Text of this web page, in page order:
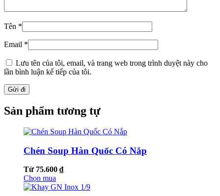
Tên *
Email *
Lưu tên của tôi, email, và trang web trong trình duyệt này cho
lần bình luận kế tiếp của tôi.
Sản phẩm tương tự
Chén Soup Hàn Quốc Có Nắp
Từ 75.600 ₫
Chọn mua